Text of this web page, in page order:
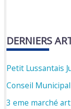
DERNIERS
Petit Lussantais
Conseil
3 eme marché